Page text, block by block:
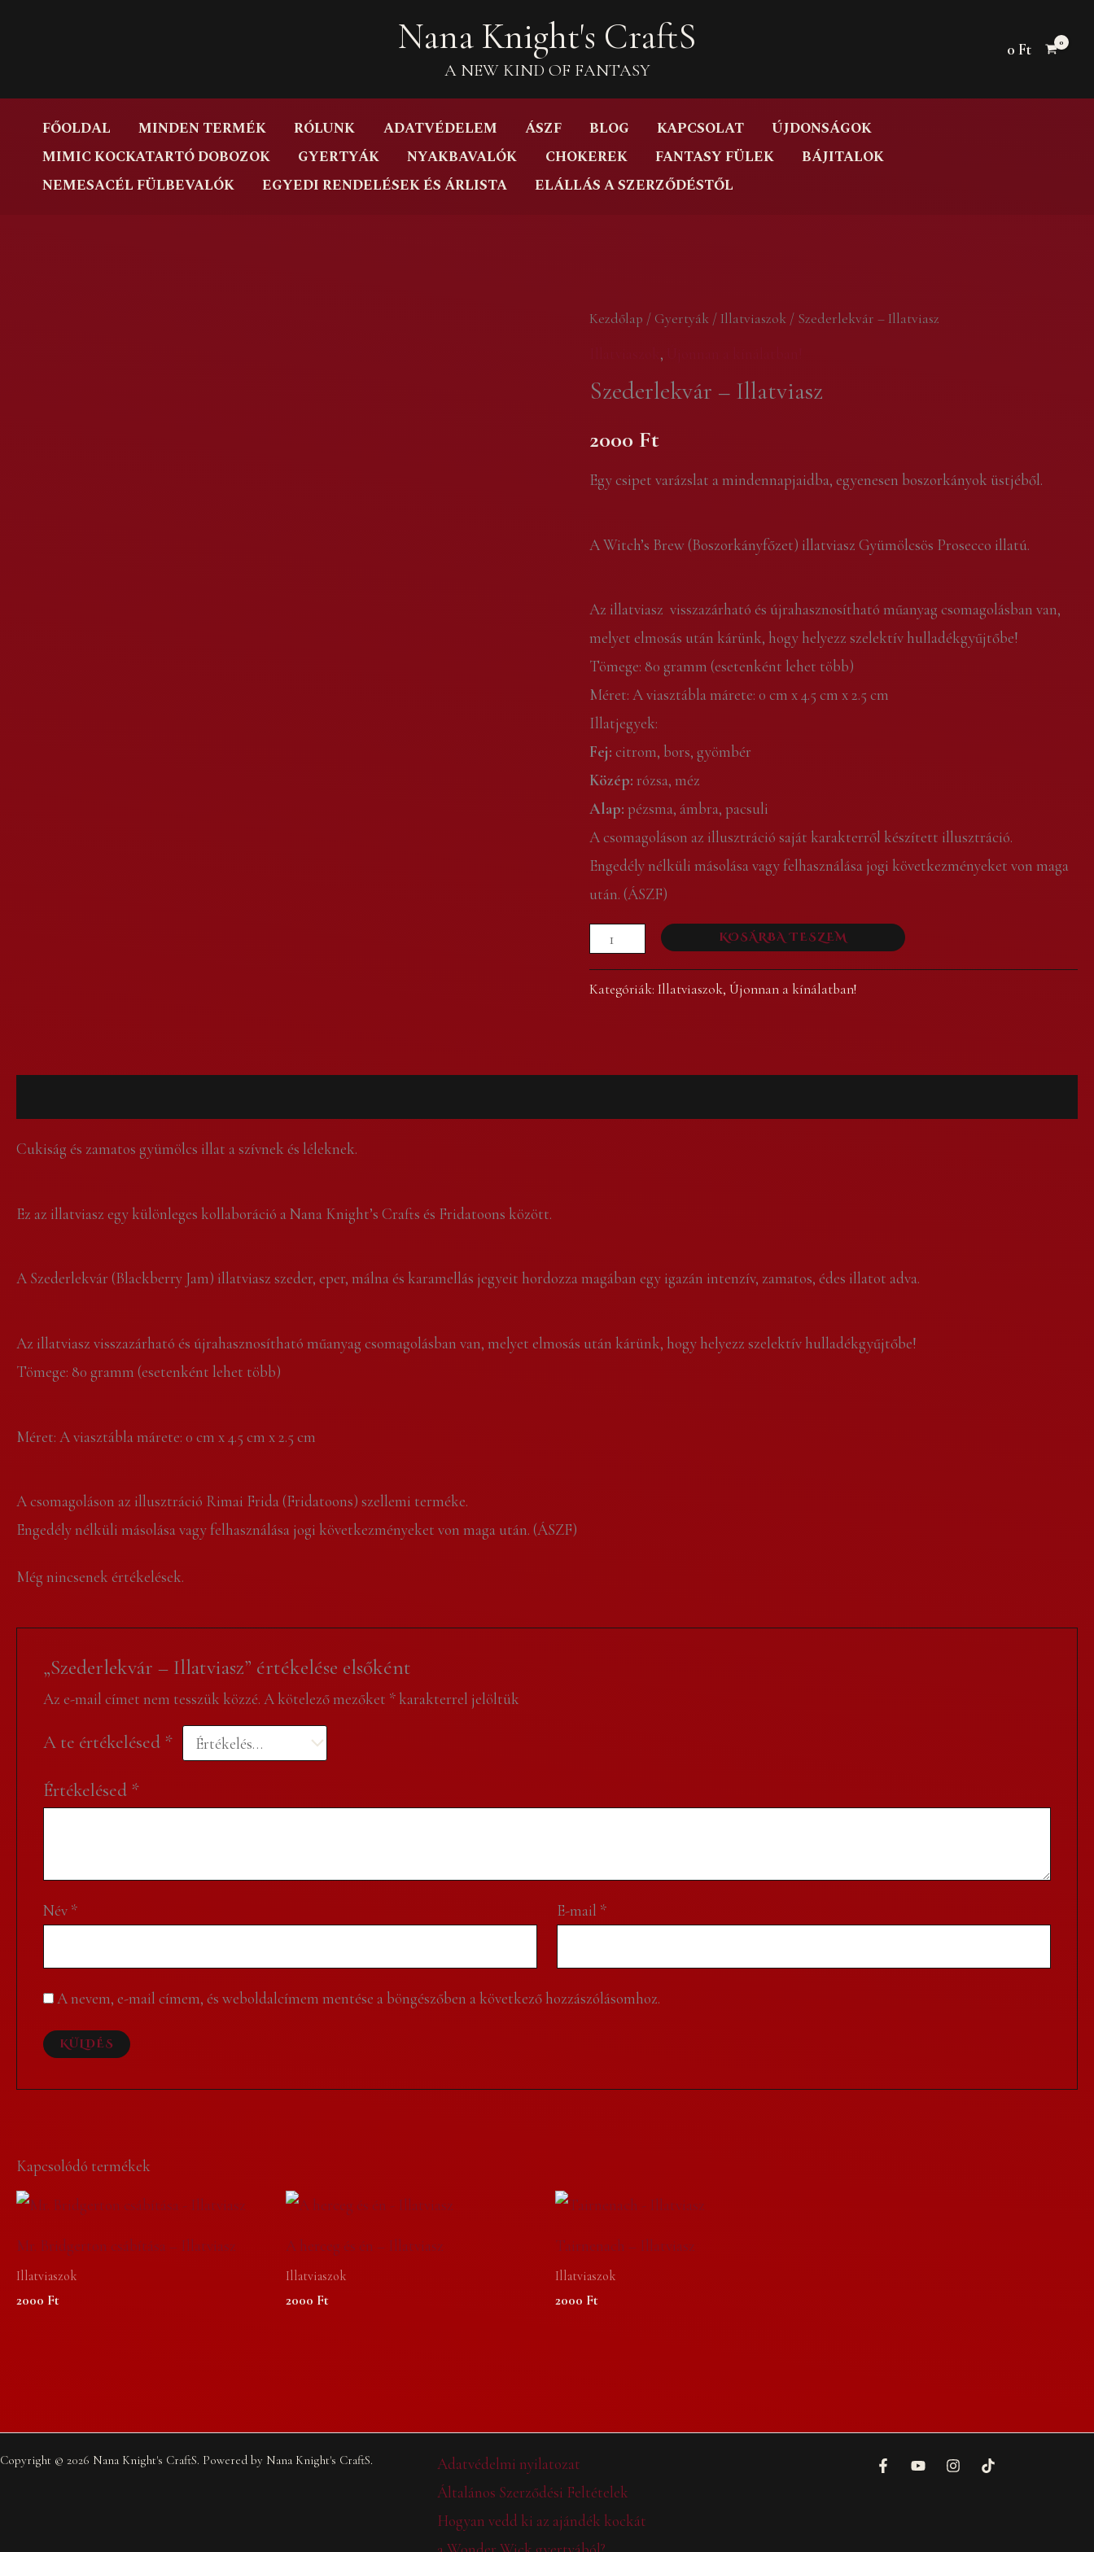
Nana Knight's CraftS
A NEW KIND OF FANTASY
0 Ft
FŐOLDAL MINDEN TERMÉK RÓLUNK ADATVÉDELEM ÁSZF BLOG KAPCSOLAT
ÚJDONSÁGOK
MIMIC KOCKATARTÓ DOBOZOK
GYERTYÁK NYAKBAVALÓK CHOKEREK FANTASY FÜLEK
BÁJITALOK
NEMESACÉL FÜLBEVALÓK
EGYEDI RENDELÉSEK ÉS ÁRLISTA ELÁLLÁS A SZERZŐDÉSTŐL
Kezdőlap / Gyertyák / Illatviaszok / Szederlekvár – Illatviasz
,
Szederlekvár – Illatviasz
2000 Ft
Egy csipet varázslat a mindennapjaidba, egyenesen boszorkányok üstjéből.
A Witch’s Brew (Boszorkányfőzet) illatviasz Gyümölcsös Prosecco illatú.
Az illatviasz visszazárható és újrahasznosítható műanyag csomagolásban van,
melyet elmosás után kárünk, hogy helyezz szelektív hulladékgyűjtőbe!
Tömege: 80 gramm (esetenként lehet több)
Méret: A viasztábla márete: 0 cm x 4.5 cm x 2.5 cm
Illatjegyek:
Fej: citrom, bors, gyömbér
Közép: rózsa, méz
Alap:pézsma, ámbra, pacsuli
A csomagoláson az illusztráció saját karakterről készített illusztráció.
Engedély nélküli másolása vagy felhasználása jogi következményeket von maga
után. (ÁSZF)
Szederlekvár
Illatviasz
mennyiség
KOSÁRBA TESZEM
Kategóriák:Illatviaszok,Újonnan a kínálatban!
Cukiság és zamatos gyümölcs illat a szívnek és léleknek.
Ez az illatviasz egy különleges kollaboráció a Nana Knight’s Crafts és Fridatoons között.
A Szederlekvár (Blackberry Jam) illatviasz szeder, eper, málna és karamellás jegyeit hordozza magában egy igazán intenzív, zamatos, édes illatot adva.
Az illatviasz visszazárható és újrahasznosítható műanyag csomagolásban van, melyet elmosás után kárünk, hogy helyezz szelektív hulladékgyűjtőbe!
Tömege: 80 gramm (esetenként lehet több)
Méret: A viasztábla márete: 0 cm x 4.5 cm x 2.5 cm
A csomagoláson az illusztráció Rimai Frida (Fridatoons) szellemi terméke.
Engedély nélküli másolása vagy felhasználása jogi következményeket von maga után. (ÁSZF)
Még nincsenek értékelések.
„Szederlekvár – Illatviasz” értékelése elsőként
Az e-mail címet nem tesszük közzé. A kötelező mezőket *karakterrel jelöltük
A te értékelésed *
Értékelésed *
Név * E-mail *
A nevem, e-mail címem, és weboldalcímem mentése a böngészőben a következő hozzászólásomhoz.
Kapcsolódó termékek
Mr. Bridgerton csábítása – Illatviasz
Illatviaszok
2000 Ft
A herceg és én – Illatviasz
Illatviaszok
2000 Ft
Tairnenach – Illatviasz
Illatviaszok
2000 Ft
Copyright © 2026 Nana Knight's CraftS. Powered by Nana Knight's CraftS.
Adatvédelmi nyilatozat
Általános Szerződési Feltételek
Hogyan vedd ki az ajándék kockát